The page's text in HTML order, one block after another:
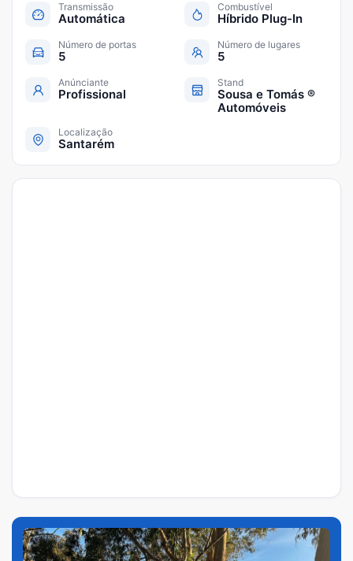
Transmissão
Automática
Combustível
Híbrido Plug-In
Número de portas
5
Número de lugares
5
Anúnciante
Profissional
Stand
Sousa e Tomás ®
Automóveis
Localização
Santarém